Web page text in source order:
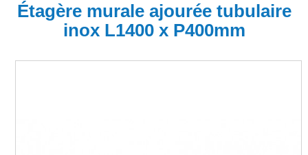
Étagère murale ajourée tubulaire
inox L1400 x P400mm